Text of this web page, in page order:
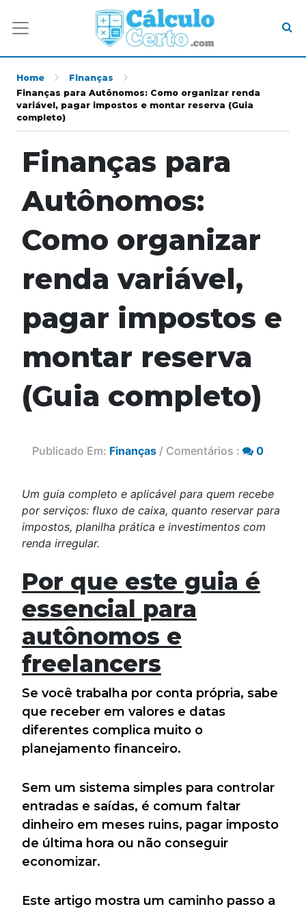
Home
Finanças
Finanças para Autônomos: Como organizar renda
variável, pagar impostos e montar reserva (Guia
completo)
Finanças para
Autônomos:
Como organizar
renda variável,
pagar impostos e
montar reserva
(Guia completo)
Publicado Em: Finanças / Comentários : 0
Um guia completo e aplicável para quem recebe
por serviços: fluxo de caixa, quanto reservar para
impostos, planilha prática e investimentos com
renda irregular.
Por que este guia é
essencial para
autônomos e
freelancers
Se você trabalha por conta própria, sabe
que receber em valores e datas
diferentes complica muito o
planejamento financeiro.
Sem um sistema simples para controlar
entradas e saídas, é comum faltar
dinheiro em meses ruins, pagar imposto
de última hora ou não conseguir
economizar.
Este artigo mostra um caminho passo a